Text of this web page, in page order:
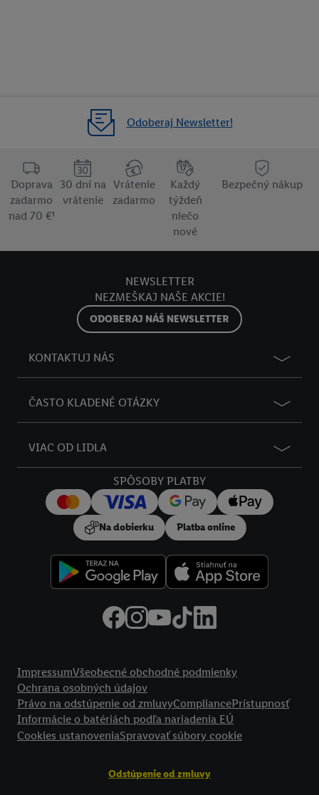
Odoberaj Newsletter!
Doprava
zadarmo
nad 70 €¹
30 dní na
vrátenie
Vrátenie
zadarmo
Každý
týždeň
niečo
nové
Bezpečný nákup
NEWSLETTER
NEZMEŠKAJ NAŠE AKCIE!
ODOBERAJ NÁŠ NEWSLETTER
KONTAKTUJ NÁS
ČASTO KLADENÉ OTÁZKY
VIAC OD LIDLA
SPÔSOBY PLATBY
Na dobierku Platba online
ImpressumVšeobecné obchodné podmienky
Ochrana osobných údajov
Právo na odstúpenie od zmluvyCompliancePrístupnosť
Informácie o batériách podľa nariadenia EÚ
Cookies ustanoveniaSpravovať súbory cookie
Odstúpenie od zmluvy